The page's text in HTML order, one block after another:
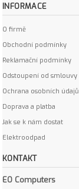
INFORMACE
O firmě
Obchodní podmínky
Reklamační podmínky
Odstoupení od smlouvy
Ochrana osobních údajů
Doprava a platba
Jak se k nám dostat
Elektroodpad
KONTAKT
EO Computers